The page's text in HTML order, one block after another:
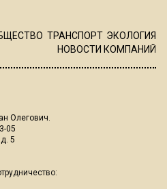
ТРАНСПОРТ ЭКОЛОГИЯ
НОВОСТИ КОМПАНИЙ
Олегович.
05
5